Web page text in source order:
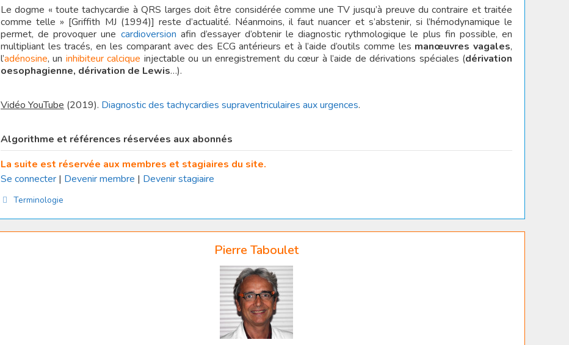
Le dogme « toute tachycardie à QRS larges doit être considérée comme une TV jusqu’à preuve du contraire et traitée
comme telle » [Griffith MJ (1994)] reste d’actualité. Néanmoins, il faut nuancer et s’abstenir, si l’hémodynamique le
permet, de provoquer une cardioversion afin d’essayer d’obtenir le diagnostic rythmologique le plus fin possible, en
multipliant les tracés, en les comparant avec des ECG antérieurs et à l’aide d’outils comme les manœuvres vagales,
l’adénosine, un inhibiteur calcique injectable ou un enregistrement du cœur à l’aide de dérivations spéciales (dérivation
oesophagienne, dérivation de Lewis…).
Vidéo YouTube (2019). Diagnostic des tachycardies supraventriculaires aux urgences.
Algorithme et références réservées aux abonnés
La suite est réservée aux membres et stagiaires du site.
Se connecter | Devenir membre | Devenir stagiaire
Catégories
Terminologie
Pierre Taboulet